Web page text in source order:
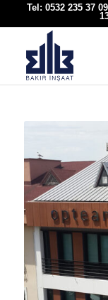
Tel: 0532 235 37